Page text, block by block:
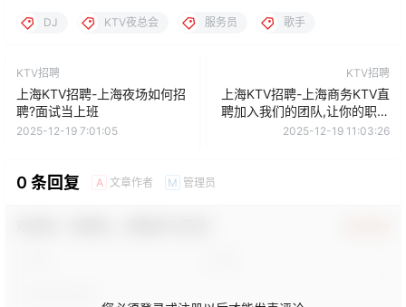
DJ KTV夜总会 服务员 歌手
KTV招聘
上海KTV招聘-上海夜场如何招
聘?面试当上班
2025-12-19 7:01:05
KTV招聘
上海KTV招聘-上海商务KTV直
聘加入我们的团队,让你的职业
生涯更上一层楼
2025-12-19 11:03:26
0 条回复 A 文章作者 M 管理员